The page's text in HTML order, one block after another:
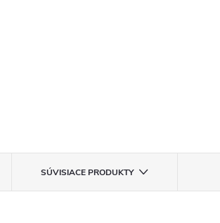
SÚVISIACE PRODUKTY